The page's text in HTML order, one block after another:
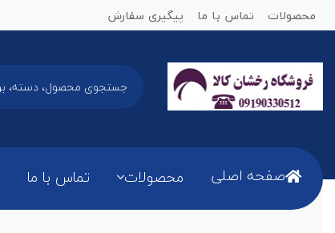
محصولات تماس با ما پیگیری سفارش
صفحه اصلی محصولات تماس با ما